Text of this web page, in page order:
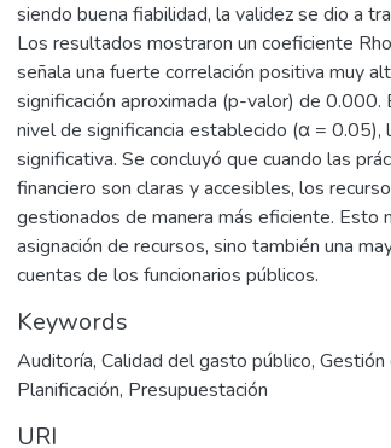
siendo buena fiabilidad, la validez se dio a
Los resultados mostraron un coeficiente
señala una fuerte correlación positiva muy
significación aproximada (p-valor) de
nivel de significancia establecido (α = 0.05),
significativa. Se concluyó que cuando las
financiero son claras y accesibles, los
gestionados de manera más eficiente. Esto
asignación de recursos, sino también una
cuentas de los funcionarios públicos.
Keywords
Auditoría, Calidad del gasto público, Gestión
Planificación, Presupuestación
URI